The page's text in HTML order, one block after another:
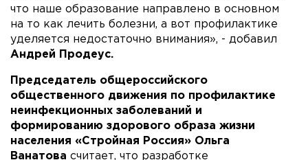
что наше образование направлено в основном
на то как лечить болезни, а вот профилактике
уделяется недостаточно внимания», - добавил
Андрей Продеус.
Председатель общероссийского
общественного движения по профилактике
неинфекционных заболеваний и
формированию здорового образа жизни
населения «Стройная Россия» Ольга
Ванатова считает, что разработке